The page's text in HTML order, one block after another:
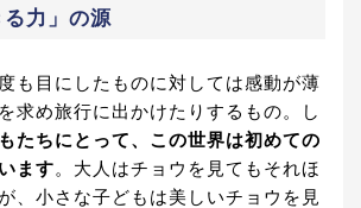
力」の源
も目にしたものに対しては感動が薄
求め旅行に出かけたりするもの。し
たちにとって、この世界は初めての
ます。大人はチョウを見てもそれほ
、小さな子どもは美しいチョウを見